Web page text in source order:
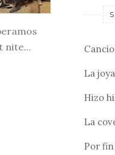
nite...
La
Hizo
La
Por